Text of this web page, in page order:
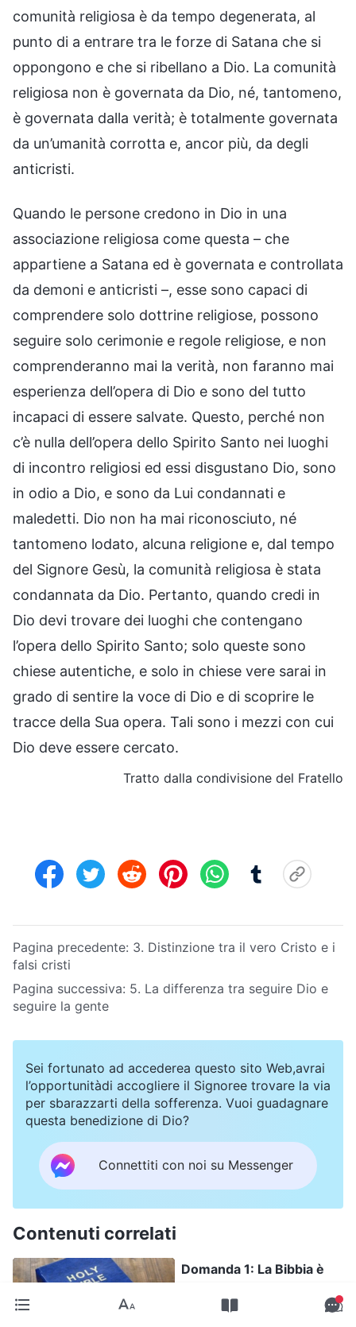
comunità religiosa è da tempo degenerata, al
punto di a entrare tra le forze di Satana che si
oppongono e che si ribellano a Dio. La comunità
religiosa non è governata da Dio, né, tantomeno,
è governata dalla verità; è totalmente governata
da un’umanità corrotta e, ancor più, da degli
anticristi.
Quando le persone credono in Dio in una
associazione religiosa come questa – che
appartiene a Satana ed è governata e controllata
da demoni e anticristi –, esse sono capaci di
comprendere solo dottrine religiose, possono
seguire solo cerimonie e regole religiose, e non
comprenderanno mai la verità, non faranno mai
esperienza dell’opera di Dio e sono del tutto
incapaci di essere salvate. Questo, perché non
c’è nulla dell’opera dello Spirito Santo nei luoghi
di incontro religiosi ed essi disgustano Dio, sono
in odio a Dio, e sono da Lui condannati e
maledetti. Dio non ha mai riconosciuto, né
tantomeno lodato, alcuna religione e, dal tempo
del Signore Gesù, la comunità religiosa è stata
condannata da Dio. Pertanto, quando credi in
Dio devi trovare dei luoghi che contengano
l’opera dello Spirito Santo; solo queste sono
chiese autentiche, e solo in chiese vere sarai in
grado di sentire la voce di Dio e di scoprire le
tracce della Sua opera. Tali sono i mezzi con cui
Dio deve essere cercato.
Tratto dalla condivisione del Fratello
Pagina precedente: 3. Distinzione tra il vero Cristo e i
falsi cristi
Pagina successiva: 5. La differenza tra seguire Dio e
seguire la gente
Sei fortunato ad accederea questo sito Web,avrai
l’opportunitàdi accogliere il Signoree trovare la via
per sbarazzarti della sofferenza. Vuoi guadagnare
questa benedizione di Dio?
Connettiti con noi su Messenger
Contenuti correlati
Domanda 1: La Bibbia è
dell’opera di Dio, è stata